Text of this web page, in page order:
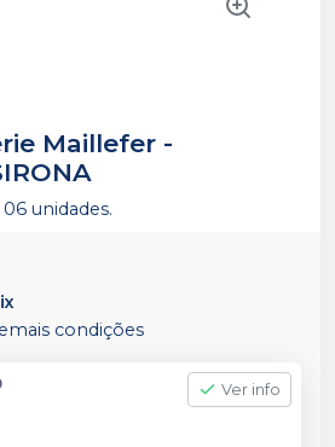
Maillefer -
unidades.
condições
Ver info